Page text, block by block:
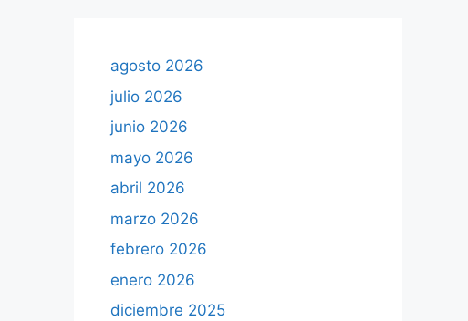
agosto 2026
julio 2026
junio 2026
mayo 2026
abril 2026
marzo 2026
febrero 2026
enero 2026
diciembre 2025